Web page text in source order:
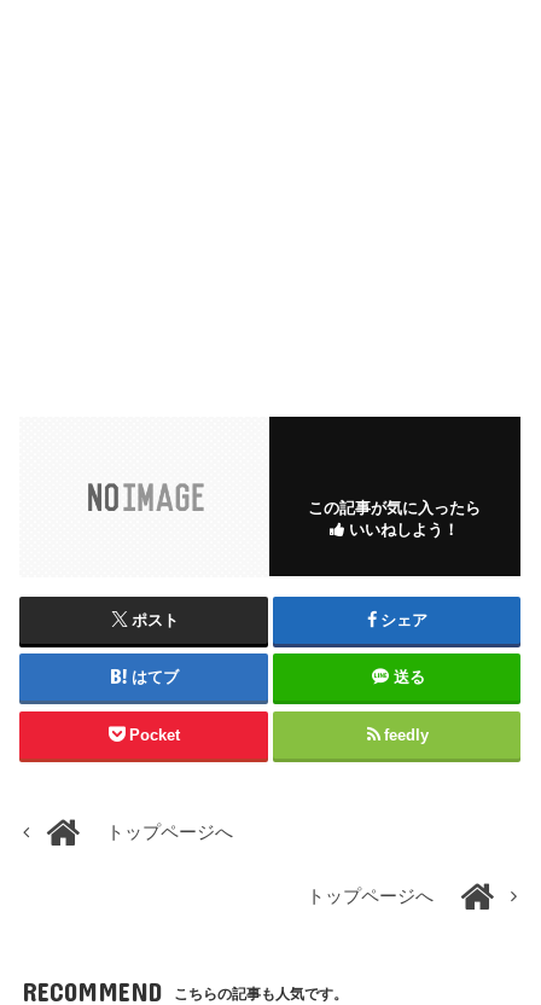
この記事が気に入ったら
いいねしよう！
ポスト シェア
はてブ 送る
Pocket feedly
トップページへ
トップページへ
RECOMMEND こちらの記事も人気です。